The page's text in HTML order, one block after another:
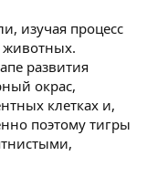
изучая процесс
развития
окрас,
клетках и,
поэтому тигры